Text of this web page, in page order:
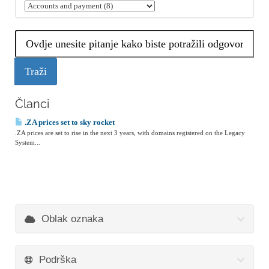
Članci
.ZA prices set to sky rocket
.ZA prices are set to rise in the next 3 years, with domains registered on the Legacy
System...
Oblak oznaka
Podrška